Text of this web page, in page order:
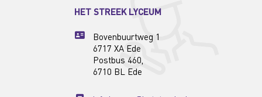
HET STREEK LYCEUM
Bovenbuurtweg 1
6717 XA Ede
Postbus 460,
6710 BL Ede